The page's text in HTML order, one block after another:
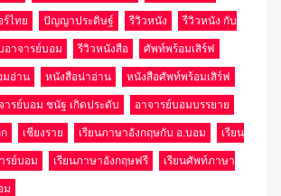
ร์ไทย ปัญญาประดิษฐ์ รีวิวหนัง รีวิวหนัง กับ
อาจารย์บอม รีวิวหนังสือ ศัพท์พร้อมเสิร์ฟ
มอ่าน หนังสือน่าอ่าน หนังสือศัพท์พร้อมเสิร์ฟ
ารย์บอม ชนัฐ เกิดประดับ อาจารย์บอมบรรยาย
เชียงราย เรียนภาษาอังกฤษกับ อ.บอม เรียน
รย์บอม เรียนภาษาอังกฤษฟรี เรียนศัพท์ภาษา
ม